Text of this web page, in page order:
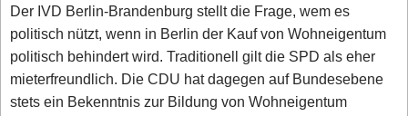
Der IVD Berlin-Brandenburg stellt die Frage, wem es
politisch nützt, wenn in Berlin der Kauf von Wohneigentum
politisch behindert wird. Traditionell gilt die SPD als eher
mieterfreundlich. Die CDU hat dagegen auf Bundesebene
stets ein Bekenntnis zur Bildung von Wohneigentum